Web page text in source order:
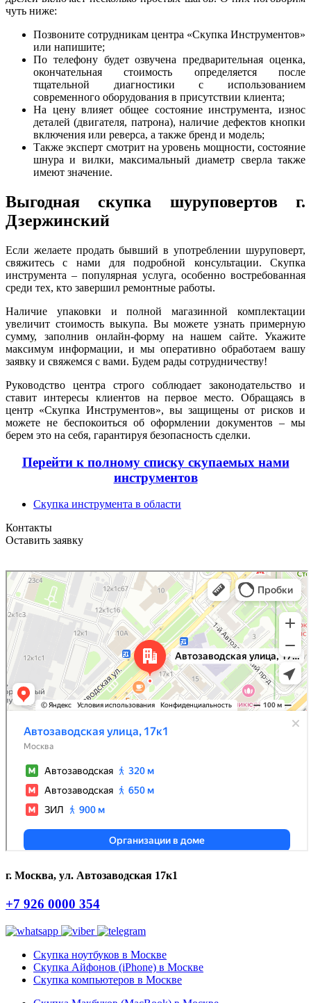
чуть ниже:
Позвоните сотрудникам центра «Скупка Инструментов»
или напишите;
По телефону будет озвучена предварительная оценка,
окончательная стоимость определяется после
тщательной диагностики с использованием
современного оборудования в присутствии клиента;
На цену влияет общее состояние инструмента, износ
деталей (двигателя, патрона), наличие дефектов кнопки
включения или реверса, а также бренд и модель;
Также эксперт смотрит на уровень мощности, состояние
шнура и вилки, максимальный диаметр сверла также
имеют значение.
Выгодная скупка шуруповертов г.
Дзержинский
Если желаете продать бывший в употреблении шуруповерт,
свяжитесь с нами для подробной консультации. Скупка
инструмента – популярная услуга, особенно востребованная
среди тех, кто завершил ремонтные работы.
Наличие упаковки и полной магазинной комплектации
увеличит стоимость выкупа. Вы можете узнать примерную
сумму, заполнив онлайн-форму на нашем сайте. Укажите
максимум информации, и мы оперативно обработаем вашу
заявку и свяжемся с вами. Будем рады сотрудничеству!
Руководство центра строго соблюдает законодательство и
ставит интересы клиентов на первое место. Обращаясь в
центр «Скупка Инструментов», вы защищены от рисков и
можете не беспокоиться об оформлении документов – мы
берем это на себя, гарантируя безопасность сделки.
Перейти к полному списку скупаемых нами
инструментов
Скупка инструмента в области
Контакты
Оставить заявку
г. Москва, ул. Автозаводская 17к1
+7 926 0000 354
Скупка ноутбуков в Москве
Скупка Айфонов (iPhone) в Москве
Скупка компьютеров в Москве